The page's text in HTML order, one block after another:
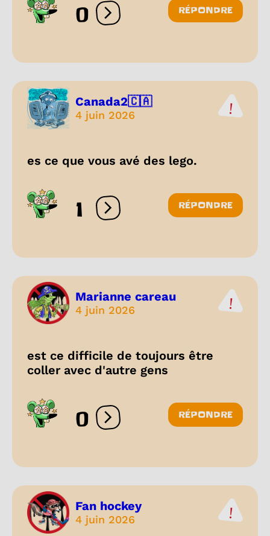
0 Ouvrir les réactions
RÉPONDRE
Canada2🇨🇦
4 juin 2026
es ce que vous avé des lego.
1 Ouvrir les réactions
RÉPONDRE
Marianne careau
4 juin 2026
est ce difficile de toujours être
coller avec d'autre gens
0 Ouvrir les réactions
RÉPONDRE
Fan hockey
4 juin 2026